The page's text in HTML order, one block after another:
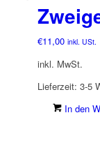
€11,00 inkl. USt.
inkl. MwSt.
Lieferzeit: 3-5
In den